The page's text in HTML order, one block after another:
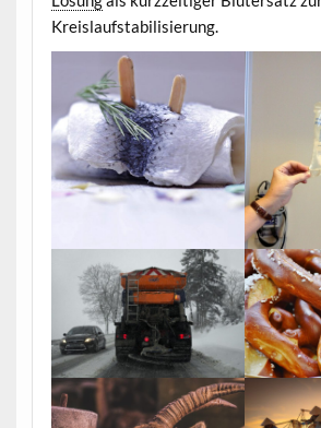
Kreislaufstabilisierung.